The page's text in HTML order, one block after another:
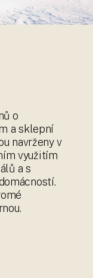
o
a sklepní
navrženy v
využitím
a s